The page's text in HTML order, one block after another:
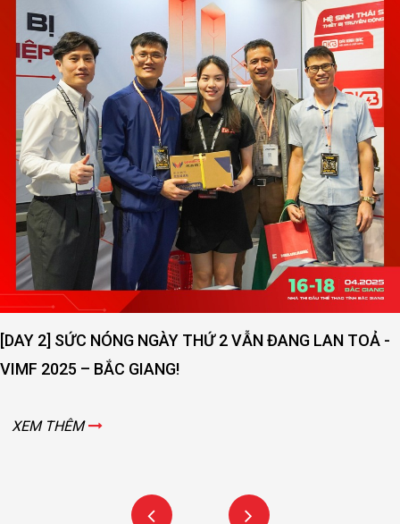
ĐẠI KINH BẮC MỞ RỘNG QUY MÔ - NÂNG CAO CHẤT
LƯỢNG DỊCH VỤ
XEM THÊM